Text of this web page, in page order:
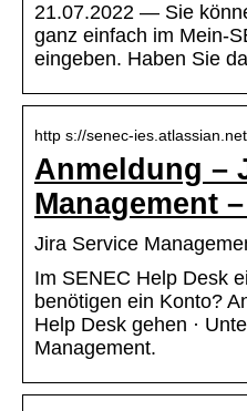
21.07.2022 — Sie
ganz einfach im Mein-
eingeben. Haben Sie
http s://senec-
Anmeldung –
Management
Jira Service
Im SENEC Help Desk
benötigen ein Konto?
Help Desk gehen ·
Management.